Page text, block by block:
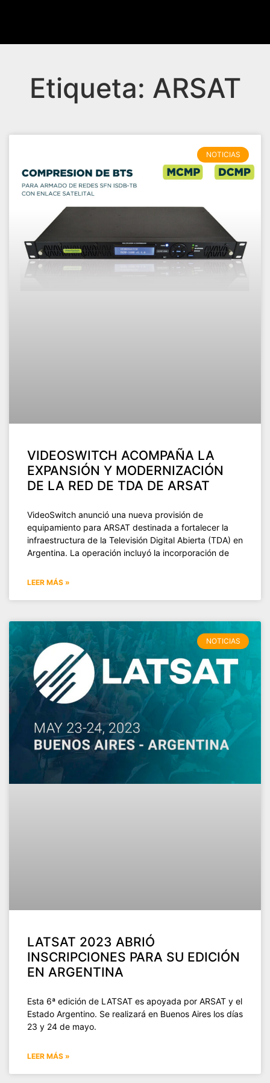
Etiqueta: ARSAT
NOTICIAS
VIDEOSWITCH ACOMPAÑA LA
EXPANSIÓN Y MODERNIZACIÓN
DE LA RED DE TDA DE ARSAT
VideoSwitch anunció una nueva provisión de
equipamiento para ARSAT destinada a fortalecer la
infraestructura de la Televisión Digital Abierta (TDA) en
Argentina. La operación incluyó la incorporación de
LEER MÁS »
NOTICIAS
LATSAT 2023 ABRIÓ
INSCRIPCIONES PARA SU EDICIÓN
EN ARGENTINA
Esta 6ª edición de LATSAT es apoyada por ARSAT y el
Estado Argentino. Se realizará en Buenos Aires los días
23 y 24 de mayo.
LEER MÁS »